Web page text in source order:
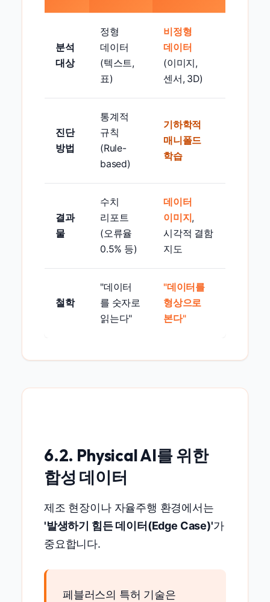
분석
대상
정형
데이터
(텍스트,
표)
비정형
데이터
(이미지,
센서, 3D)
진단
방법
통계적
규칙
(Rule-
based)
기하학적
매니폴드
학습
결과
물
수치
리포트
(오류율
0.5% 등)
데이터
이미지,
시각적 결함
지도
철학
"데이터
를 숫자로
읽는다"
"데이터를
형상으로
본다"
6.2. Physical AI를 위한
합성 데이터
제조 현장이나 자율주행 환경에서는
'발생하기 힘든 데이터(Edge Case)'가
중요합니다.
페블러스의 특허 기술은